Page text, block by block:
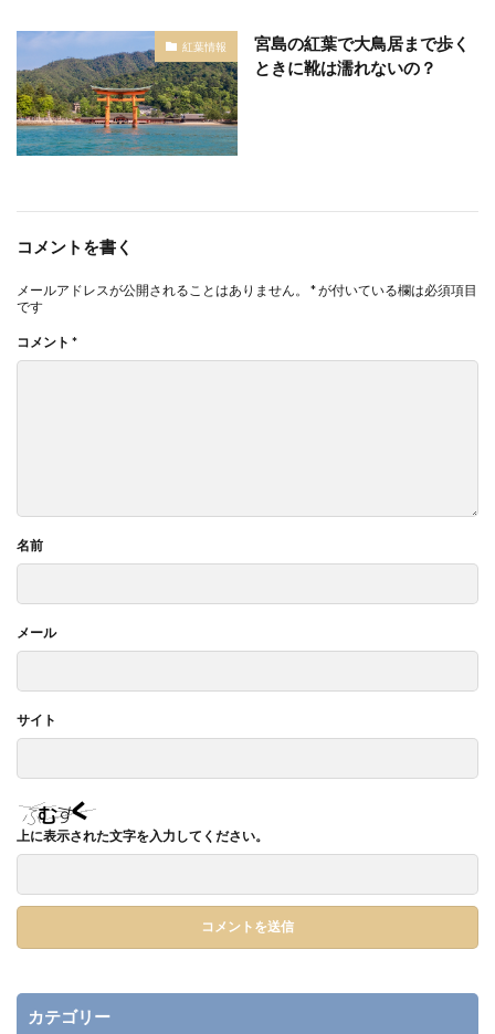
紅葉情報
宮島の紅葉で大鳥居まで歩く
ときに靴は濡れないの？
コメントを書く
メールアドレスが公開されることはありません。 *が付いている欄は必須項目
です
コメント *
名前
メール
サイト
上に表示された文字を入力してください。
カテゴリー